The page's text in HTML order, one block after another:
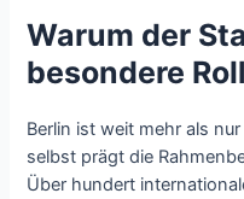
Warum der
besondere
Berlin ist weit mehr als
selbst prägt die
Über hundert